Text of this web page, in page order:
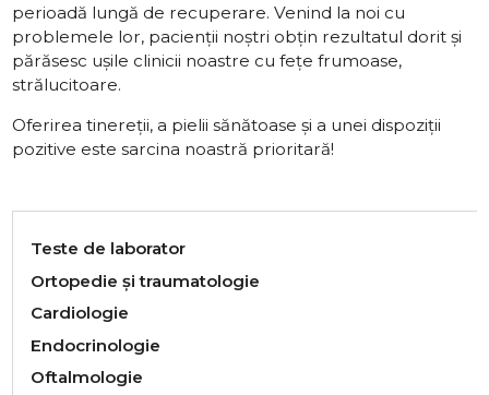
perioadă lungă de recuperare. Venind la noi cu
problemele lor, pacienții noștri obțin rezultatul dorit și
părăsesc ușile clinicii noastre cu fețe frumoase,
strălucitoare.
Oferirea tinereții, a pielii sănătoase și a unei dispoziții
pozitive este sarcina noastră prioritară!
Teste de laborator
Ortopedie și traumatologie
Cardiologie
Endocrinologie
Oftalmologie